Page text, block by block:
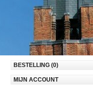
BESTELLING (0)
MIJN ACCOUNT